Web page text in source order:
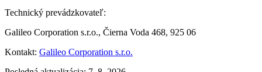
Technický prevádzkovateľ:
Galileo Corporation s.r.o., Čierna Voda 468, 925 06
Kontakt: Galileo Corporation s.r.o.